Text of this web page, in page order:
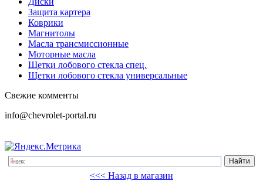
Защита картера
Коврики
Магнитолы
Масла трансмиссионные
Моторные масла
Щетки лобового стекла спец.
Щетки лобового стекла универсальные
Свежие комменты
info@chevrolet-portal.ru
<<< Назад в магазин